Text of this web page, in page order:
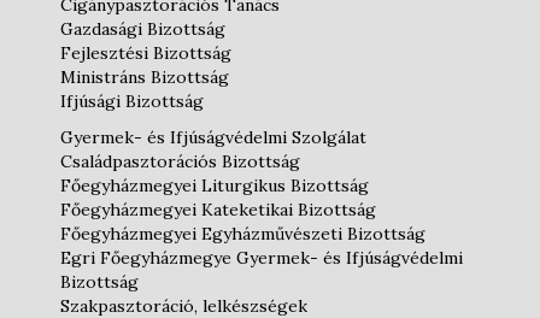
Cigánypasztorációs Tanács
Gazdasági Bizottság
Fejlesztési Bizottság
Ministráns Bizottság
Ifjúsági Bizottság
Gyermek- és Ifjúságvédelmi Szolgálat
Családpasztorációs Bizottság
Főegyházmegyei Liturgikus Bizottság
Főegyházmegyei Kateketikai Bizottság
Főegyházmegyei Egyházművészeti Bizottság
Egri Főegyházmegye Gyermek- és Ifjúságvédelmi
Bizottság
Szakpasztoráció, lelkészségek